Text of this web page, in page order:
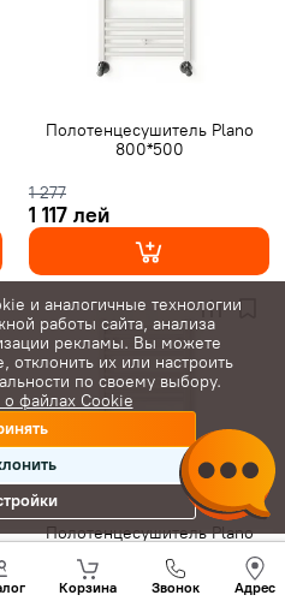
Полотенцесушитель Plano
800*500
1 277
1 117 лей
Полотенцесушитель Plano
1 532Корзина Звонок Адрес
нам
+(373)
и аналогичные технологии
работы сайта, анализа
рекламы. Вы можете
отклонить их или настроить
по своему выбору.
файлах Cookie